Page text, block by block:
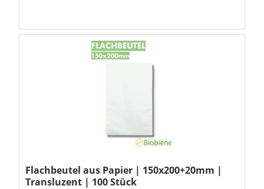
Flachbeutel aus Papier | 150x200+20mm |
Transluzent | 100 Stück